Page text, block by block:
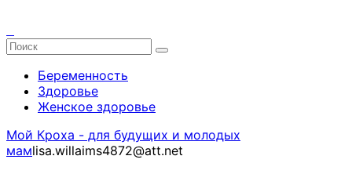
Беременность
Здоровье
Женское здоровье
Мой Кроха - для будущих и молодых
мамlisa.willaims4872@att.net